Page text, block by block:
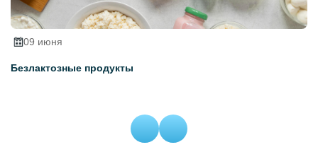
09 июня
Безлактозные продукты